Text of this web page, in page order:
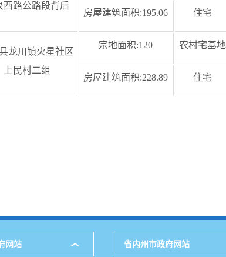
西路公路段背后
房屋建筑面积:195.06
住宅
龙川镇火星社区
上民村二组
宗地面积:120 农村宅基地
房屋建筑面积:228.89 住宅
网站 省内州市政府网站